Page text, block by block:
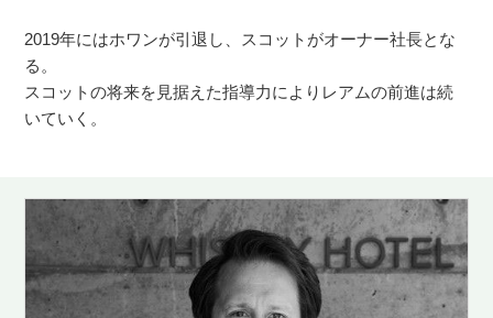
2019年にはホワンが引退し、スコットがオーナー社長とな
る。
スコットの将来を見据えた指導力によりレアムの前進は続
いていく。